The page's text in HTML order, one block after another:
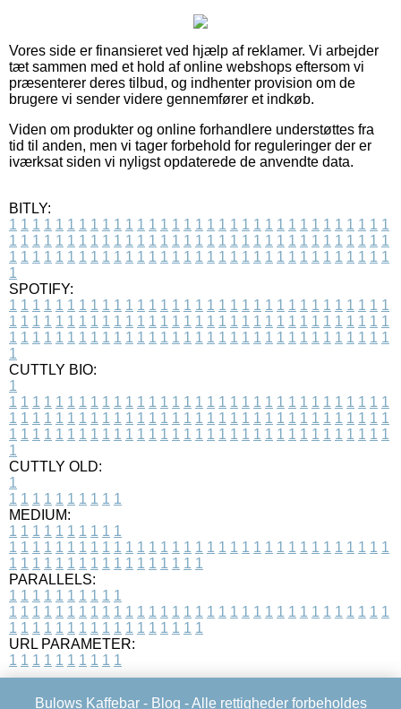
Vores side er finansieret ved hjælp af reklamer. Vi arbejder
tæt sammen med et hold af online webshops eftersom vi
præsenterer deres tilbud, og indhenter provision om de
brugere vi sender videre gennemfører et indkøb.
Viden om produkter og online forhandlere understøttes fra
tid til anden, men vi tager forbehold for reguleringer der er
iværksat siden vi nyligst opdaterede de anvendte data.
BITLY:
1 1 1 1 1 1 1 1 1 1 1 1 1 1 1 1 1 1 1 1 1 1 1 1 1 1 1 1 1 1 1 1 1
1 1 1 1 1 1 1 1 1 1 1 1 1 1 1 1 1 1 1 1 1 1 1 1 1 1 1 1 1 1 1 1 1
1 1 1 1 1 1 1 1 1 1 1 1 1 1 1 1 1 1 1 1 1 1 1 1 1 1 1 1 1 1 1 1 1
1
SPOTIFY:
1 1 1 1 1 1 1 1 1 1 1 1 1 1 1 1 1 1 1 1 1 1 1 1 1 1 1 1 1 1 1 1 1
1 1 1 1 1 1 1 1 1 1 1 1 1 1 1 1 1 1 1 1 1 1 1 1 1 1 1 1 1 1 1 1 1
1 1 1 1 1 1 1 1 1 1 1 1 1 1 1 1 1 1 1 1 1 1 1 1 1 1 1 1 1 1 1 1 1
1
CUTTLY BIO:
1
1 1 1 1 1 1 1 1 1 1 1 1 1 1 1 1 1 1 1 1 1 1 1 1 1 1 1 1 1 1 1 1 1
1 1 1 1 1 1 1 1 1 1 1 1 1 1 1 1 1 1 1 1 1 1 1 1 1 1 1 1 1 1 1 1 1
1 1 1 1 1 1 1 1 1 1 1 1 1 1 1 1 1 1 1 1 1 1 1 1 1 1 1 1 1 1 1 1 1
1
CUTTLY OLD:
1
1 1 1 1 1 1 1 1 1 1
MEDIUM:
1 1 1 1 1 1 1 1 1 1
1 1 1 1 1 1 1 1 1 1 1 1 1 1 1 1 1 1 1 1 1 1 1 1 1 1 1 1 1 1 1 1 1
1 1 1 1 1 1 1 1 1 1 1 1 1 1 1 1 1
PARALLELS:
1 1 1 1 1 1 1 1 1 1
1 1 1 1 1 1 1 1 1 1 1 1 1 1 1 1 1 1 1 1 1 1 1 1 1 1 1 1 1 1 1 1 1
1 1 1 1 1 1 1 1 1 1 1 1 1 1 1 1 1
URL PARAMETER:
1 1 1 1 1 1 1 1 1 1
Bulows Kaffebar - Blog - Alle rettigheder forbeholdes